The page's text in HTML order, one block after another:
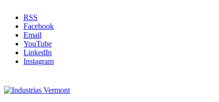
RSS
Facebook
Email
YouTube
LinkedIn
Instagram